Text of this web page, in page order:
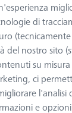
MANDRINI E
di
(tecnicamente
del nostro sito
su
ci
l'analisi
e